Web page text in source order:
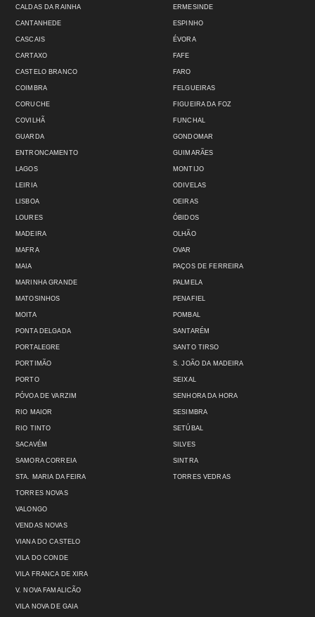
CALDAS DA RAINHA
CANTANHEDE
CASCAIS
CARTAXO
CASTELO BRANCO
COIMBRA
CORUCHE
COVILHÃ
GUARDA
ENTRONCAMENTO
ERMESINDE
ESPINHO
ÉVORA
FAFE
FARO
FELGUEIRAS
FIGUEIRA DA FOZ
FUNCHAL
GONDOMAR
GUIMARÃES
LAGOS
LEIRIA
LISBOA
LOURES
MADEIRA
MAFRA
MAIA
MARINHA GRANDE
MATOSINHOS
MOITA
MONTIJO
ODIVELAS
OEIRAS
ÓBIDOS
OLHÃO
OVAR
PAÇOS DE FERREIRA
PALMELA
PENAFIEL
POMBAL
PONTA DELGADA
PORTALEGRE
PORTIMÃO
PORTO
PÓVOA DE VARZIM
RIO MAIOR
RIO TINTO
SACAVÉM
SAMORA CORREIA
STA. MARIA DA FEIRA
SANTARÉM
SANTO TIRSO
S. JOÃO DA MADEIRA
SEIXAL
SENHORA DA HORA
SESIMBRA
SETÚBAL
SILVES
SINTRA
TORRES VEDRAS
TORRES NOVAS
VALONGO
VENDAS NOVAS
VIANA DO CASTELO
VILA DO CONDE
VILA FRANCA DE XIRA
V. NOVA FAMALICÃO
VILA NOVA DE GAIA